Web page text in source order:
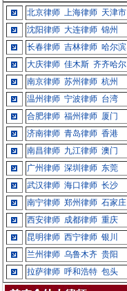
北京律师 上海律师 天津市
沈阳律师 大连律师 锦州
长春律师 吉林律师 哈尔滨
大庆律师 佳木斯 齐齐哈尔
南京律师 苏州律师 杭州
温州律师 宁波律师 台湾
合肥律师 福州律师 厦门
济南律师 青岛律师 香港
南昌律师 九江律师 澳门
广州律师 深圳律师 东莞
武汉律师 海口律师 长沙
南宁律师 郑州律师 石家庄
西安律师 成都律师 重庆
昆明律师 西宁律师 银川
兰州律师 乌鲁木齐 贵阳
拉萨律师 呼和浩特 包头